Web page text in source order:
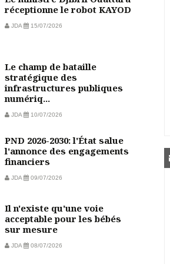
réceptionne le robot KAYOD
JDA 15/07/2026
Le champ de bataille
stratégique des
infrastructures publiques
numériq...
JDA 10/07/2026
PND 2026-2030: l'État salue
l'annonce des engagements
financiers
JDA 09/07/2026
Il n'existe qu'une voie
acceptable pour les bébés
sur mesure
JDA 08/07/2026